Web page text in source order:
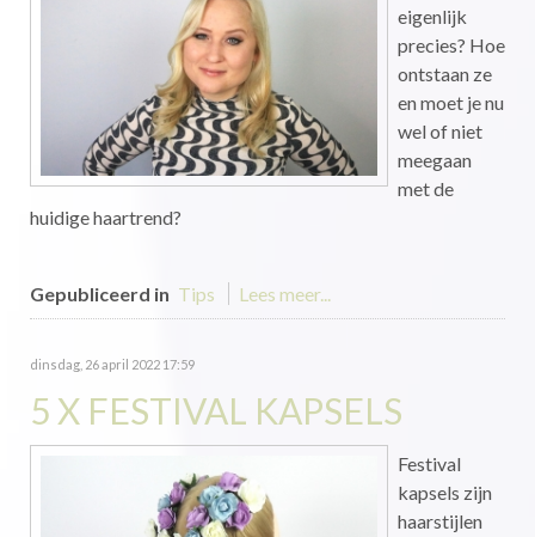
eigenlijk
precies? Hoe
ontstaan ze
en moet je nu
wel of niet
meegaan
met de
huidige haartrend?
Gepubliceerd in Tips Lees meer...
dinsdag, 26 april 2022 17:59
5 X FESTIVAL KAPSELS
Festival
kapsels zijn
haarstijlen